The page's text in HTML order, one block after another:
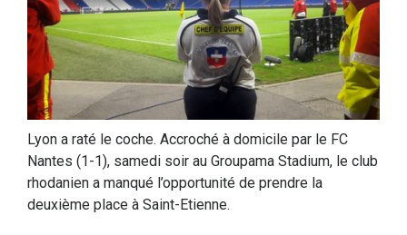
Lyon a raté le coche. Accroché à domicile par le FC
Nantes (1-1), samedi soir au Groupama Stadium, le club
rhodanien a manqué l’opportunité de prendre la
deuxième place à Saint-Etienne.